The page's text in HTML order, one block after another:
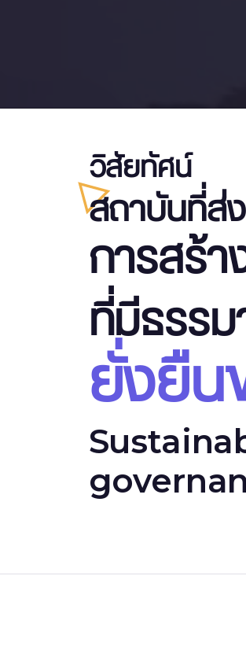
วิสัยทัศน์
สถาบันที่ส่
การสร้
ที่มีธรร
ยั่งยื